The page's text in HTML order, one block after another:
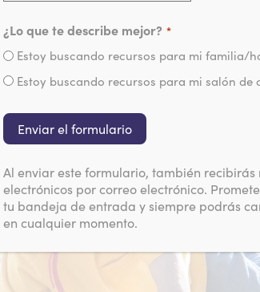
¿Lo que te describe mejor? *
Estoy buscando recursos para mi familia/
Estoy buscando recursos para mi salón de
Al enviar este formulario, también recibirás
electrónicos por correo electrónico.
tu bandeja de entrada y siempre podrás
en cualquier momento.